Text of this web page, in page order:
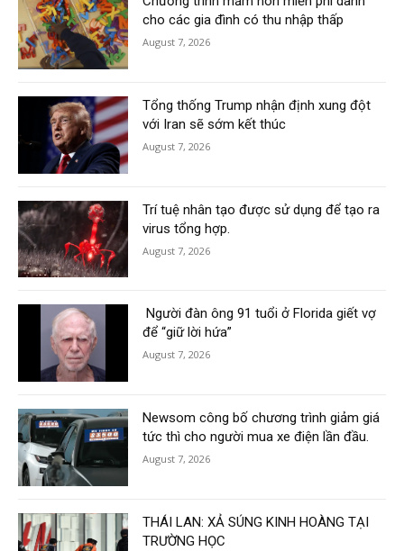
cho các gia đình có thu nhập thấp
August 7, 2026
Tổng thống Trump nhận định xung đột
với Iran sẽ sớm kết thúc
August 7, 2026
Trí tuệ nhân tạo được sử dụng để tạo ra
virus tổng hợp.
August 7, 2026
Người đàn ông 91 tuổi ở Florida giết vợ
để “giữ lời hứa”
August 7, 2026
Newsom công bố chương trình giảm giá
tức thì cho người mua xe điện lần đầu.
August 7, 2026
THÁI LAN: XẢ SÚNG KINH HOÀNG TẠI
TRƯỜNG HỌC